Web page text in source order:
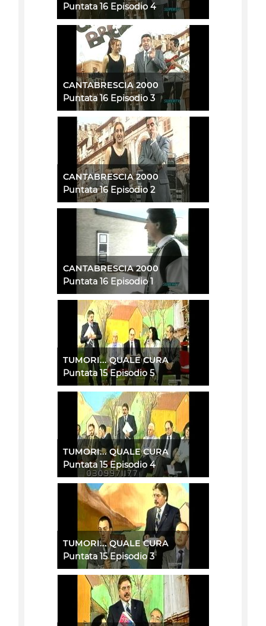
Puntata 16 Episodio 4
CANTABRESCIA 2000
Puntata 16 Episodio 3
CANTABRESCIA 2000
Puntata 16 Episodio 2
CANTABRESCIA 2000
Puntata 16 Episodio 1
TUMORI... QUALE CURA
Puntata 15 Episodio 5
TUMORI... QUALE CURA
Puntata 15 Episodio 4
TUMORI... QUALE CURA
Puntata 15 Episodio 3